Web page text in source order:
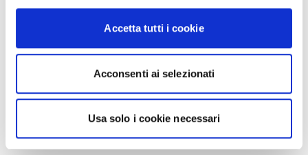
Accetta tutti i cookie
Acconsenti ai selezionati
Usa solo i cookie necessari